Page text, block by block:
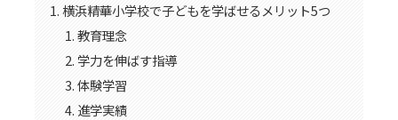
横浜精華小学校で子どもを学ばせるメリット5つ
教育理念
学力を伸ばす指導
体験学習
進学実績